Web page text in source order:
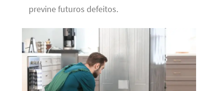
previne futuros defeitos.